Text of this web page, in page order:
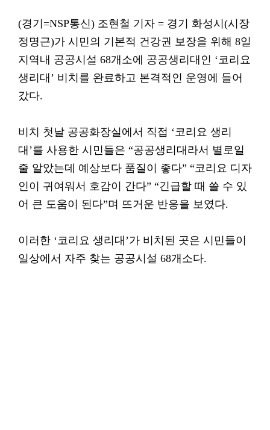
(경기=NSP통신) 조현철 기자 = 경기 화성시(시장
정명근)가 시민의 기본적 건강권 보장을 위해 8일
지역내 공공시설 68개소에 공공생리대인 ‘코리요
생리대’ 비치를 완료하고 본격적인 운영에 들어
갔다.
비치 첫날 공공화장실에서 직접 ‘코리요 생리
대’를 사용한 시민들은 “공공생리대라서 별로일
줄 알았는데 예상보다 품질이 좋다” “코리요 디자
인이 귀여워서 호감이 간다” “긴급할 때 쓸 수 있
어 큰 도움이 된다”며 뜨거운 반응을 보였다.
이러한 ‘코리요 생리대’가 비치된 곳은 시민들이
일상에서 자주 찾는 공공시설 68개소다.